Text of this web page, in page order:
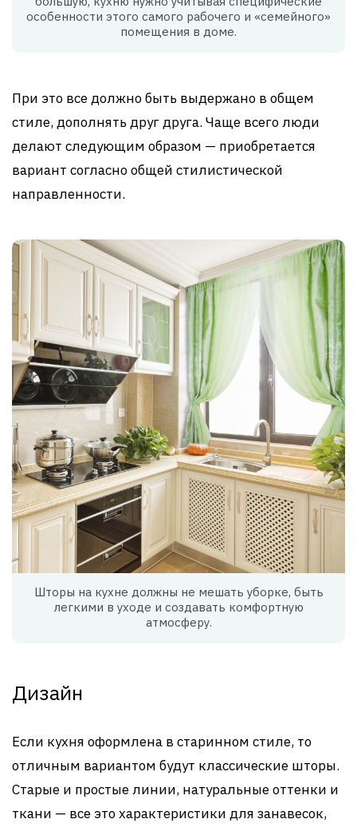
особенности этого самого рабочего и «семейного»
помещения в доме.
При это все должно быть выдержано в общем
стиле, дополнять друг друга. Чаще всего люди
делают следующим образом — приобретается
вариант согласно общей стилистической
направленности.
Шторы на кухне должны не мешать уборке, быть
легкими в уходе и создавать комфортную
атмосферу.
Дизайн
Если кухня оформлена в старинном стиле, то
отличным вариантом будут классические шторы.
Старые и простые линии, натуральные оттенки и
ткани — все это характеристики для занавесок,